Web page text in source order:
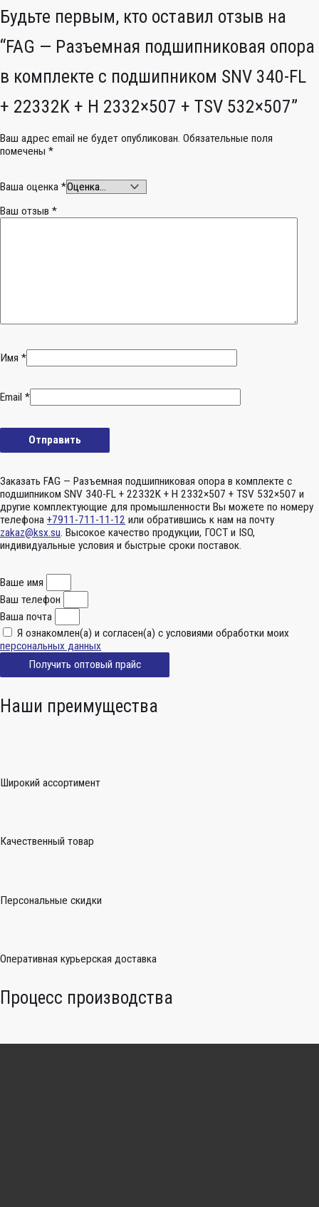
Будьте первым, кто оставил отзыв на
“FAG — Разъемная подшипниковая опора
в комплекте с подшипником SNV 340-FL
+ 22332K + H 2332×507 + TSV 532×507”
Ваш адрес email не будет опубликован. Обязательные поля
помечены *
Ваша оценка *
Ваш отзыв *
Имя *
Email *
Заказать FAG — Разъемная подшипниковая опора в комплекте с
подшипником SNV 340-FL + 22332K + H 2332×507 + TSV 532×507 и
другие комплектующие для промышленности Вы можете по номеру
телефона +7911-711-11-12 или обратившись к нам на почту
zakaz@ksx.su. Высокое качество продукции, ГОСТ и ISO,
индивидуальные условия и быстрые сроки поставок.
Ваше имя
Ваш телефон
Ваша почта
Я ознакомлен(а) и согласен(а) с условиями обработки моих
персональных данных
Получить оптовый прайс
Наши преимущества
Широкий ассортимент
Качественный товар
Персональные скидки
Оперативная курьерская доставка
Процесс производства